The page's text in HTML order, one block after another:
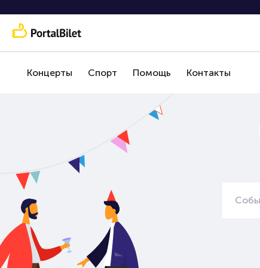
Концерты Спорт Помощь Контакты